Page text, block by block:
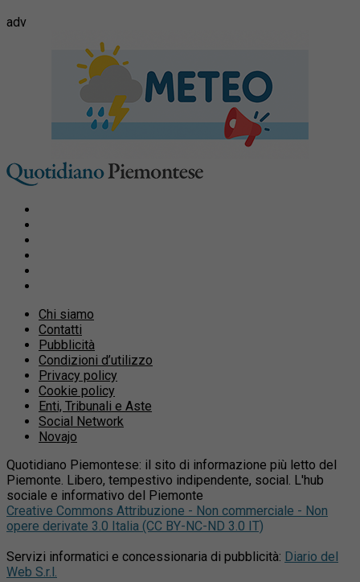
adv
Chi siamo
Contatti
Pubblicità
Condizioni d’utilizzo
Privacy policy
Cookie policy
Enti, Tribunali e Aste
Social Network
Novajo
Quotidiano Piemontese: il sito di informazione più letto del
Piemonte. Libero, tempestivo indipendente, social. L'hub
sociale e informativo del Piemonte
Creative Commons Attribuzione - Non commerciale - Non
opere derivate 3.0 Italia (CC BY-NC-ND 3.0 IT)
Servizi informatici e concessionaria di pubblicità: Diario del
Web S.r.l.